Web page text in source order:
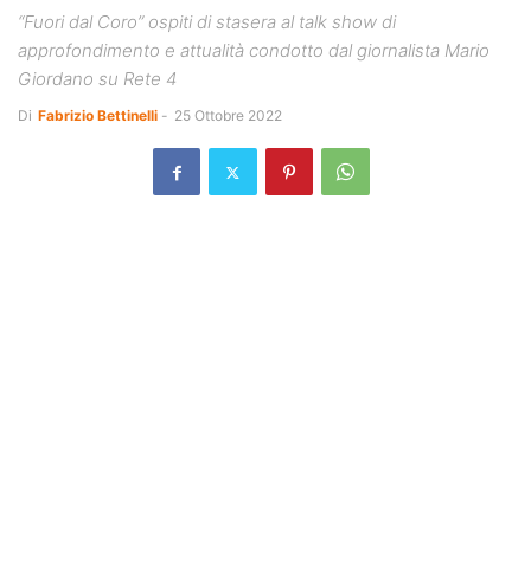
“Fuori dal Coro” ospiti di stasera al talk show di
approfondimento e attualità condotto dal giornalista Mario
Giordano su Rete 4
Di Fabrizio Bettinelli - 25 Ottobre 2022